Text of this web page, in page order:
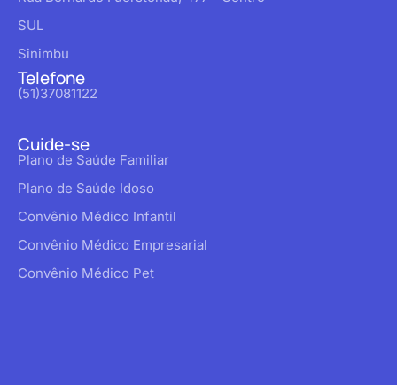
SUL
Sinimbu
Telefone
(51)37081122
Cuide-se
Plano de Saúde Familiar
Plano de Saúde Idoso
Convênio Médico Infantil
Convênio Médico Empresarial
Convênio Médico Pet